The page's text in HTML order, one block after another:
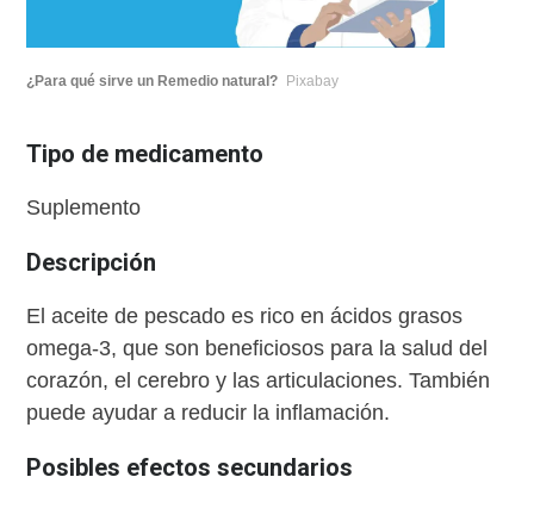
¿Para qué sirve un Remedio natural? Pixabay
Tipo de medicamento
Suplemento
Descripción
El aceite de pescado es rico en ácidos grasos
omega-3, que son beneficiosos para la salud del
corazón, el cerebro y las articulaciones. También
puede ayudar a reducir la inflamación.
Posibles efectos secundarios